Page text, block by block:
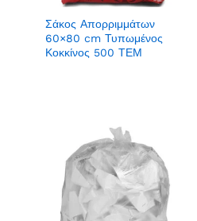
Σάκος Απορριμμάτων
60×80 cm Τυπωμένος
Κοκκίνος 500 ΤΕΜ